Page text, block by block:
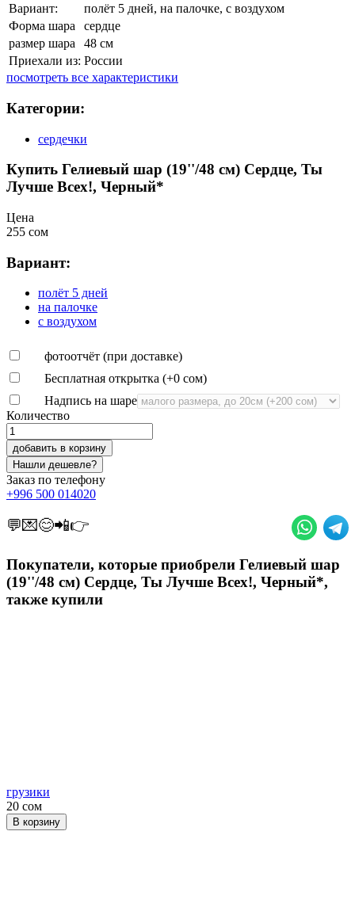
Вариант:
полёт 5 дней, на палочке, с воздухом
Форма шара
сердце
размер шара
48 см
Приехали из: России
посмотреть все характеристики
Категории:
сердечки
Купить Гелиевый шар (19''/48 см) Сердце, Ты
Лучше Всех!, Черный*
Цена
255 сом
Вариант:
полёт 5 дней
на палочке
с воздухом
фотоотчёт (при доставке)
Бесплатная открытка (+0 сом)
Надпись на шаре
Количество
добавить в корзину
Заказ по телефону
+996 500 014020
💬💌😊📲👉
Покупатели, которые приобрели Гелиевый шар
(19''/48 см) Сердце, Ты Лучше Всех!, Черный*,
также купили
грузики
20 сом
В корзину